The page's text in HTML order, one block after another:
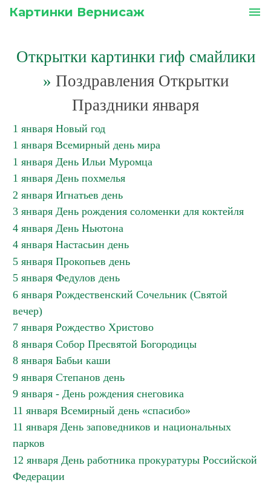
Картинки Вернисаж menu
Открытки картинки гиф смайлики
» Поздравления Открытки
Праздники января
1 января Новый год
1 января Всемирный день мира
1 января День Ильи Муромца
1 января День похмелья
2 января Игнатьев день
3 января День рождения соломенки для коктейля
4 января День Ньютона
4 января Настасьин день
5 января Прокопьев день
5 января Федулов день
6 января Рождественский Сочельник (Святой
вечер)
7 января Рождество Христово
8 января Собор Пресвятой Богородицы
8 января Бабьи каши
9 января Степанов день
9 января - День рождения снеговика
11 января Всемирный день «спасибо»
11 января День заповедников и национальных
парков
12 января День работника прокуратуры Российской
Федерации